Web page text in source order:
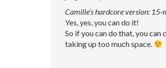
Camille’s hardcore version:
Yes, yes, you can do it!
So if you can do that, you
taking up too much space.